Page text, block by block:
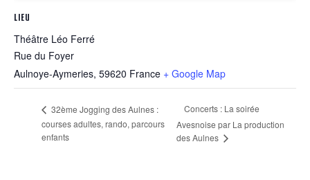
LIEU
Théâtre Léo Ferré
Rue du Foyer
Aulnoye-Aymeries, 59620 France + Google Map
32ème Jogging des Aulnes :
courses adultes, rando, parcours
enfants
Concerts : La soirée
Avesnoise par La production
des Aulnes